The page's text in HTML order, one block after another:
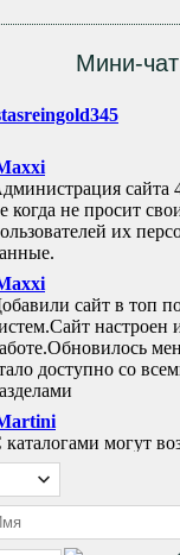
Мини-чат